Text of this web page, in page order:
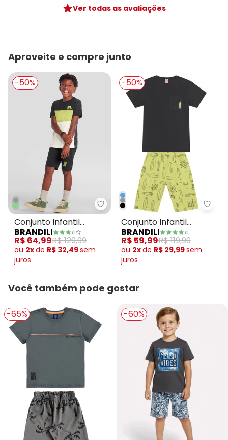
Ver todas as avaliações
Aproveite e compre junto
-50%
Brandili - Conjunto Infantil
Conjunto Infantil
Menino de Skate Cinza
BRANDILI
R$ 64,99R$ 129,99
ou 2xde R$ 32,49sem
juros
-50%
Conjunto Infantil
Menino de Surf Cinza
BRANDILI
R$ 59,99R$ 119,99
ou 2xde R$ 29,99sem
juros
Você também pode gostar
-65% -60%